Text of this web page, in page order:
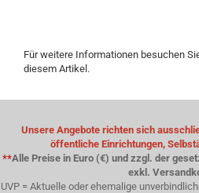
Für weitere Informationen besuchen
diesem Artikel.
Unsere Angebote richten sich
öffentliche Einrichtungen,
**Alle Preise in Euro (€) und zzgl. der
exkl.
UVP = Aktuelle oder ehemalige